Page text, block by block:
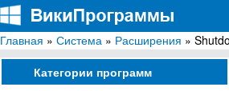
ВикиПрограммы
Энциклопедия бесплатных компьютерных
Главная » Система » Расширения »
Категории программ